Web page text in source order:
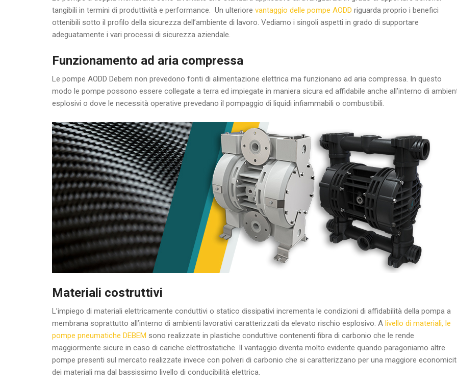
tangibili in termini di produttività e performance. Un ulteriore vantaggio delle pompe AODD riguarda proprio i benefici
ottenibili sotto il profilo della sicurezza dell’ambiente di lavoro. Vediamo i singoli aspetti in grado di supportare
adeguatamente i vari processi di sicurezza aziendale.
Funzionamento ad aria compressa
Le pompe AODD Debem non prevedono fonti di alimentazione elettrica ma funzionano ad aria compressa. In questo
modo le pompe possono essere collegate a terra ed impiegate in maniera sicura ed affidabile anche all’interno di
esplosivi o dove le necessità operative prevedano il pompaggio di liquidi infiammabili o combustibili.
Materiali costruttivi
L’impiego di materiali elettricamente conduttivi o statico dissipativi incrementa le condizioni di affidabilità della pompa a
membrana soprattutto all’interno di ambienti lavorativi caratterizzati da elevato rischio esplosivo. A livello di materiali, le
pompe pneumatiche DEBEM sono realizzate in plastiche conduttive contenenti fibra di carbonio che le rende
maggiormente sicure in caso di cariche elettrostatiche. Il vantaggio diventa molto evidente quando paragoniamo altre
pompe presenti sul mercato realizzate invece con polveri di carbonio che si caratterizzano per una maggiore
dei materiali ma dal bassissimo livello di conducibilità elettrica.